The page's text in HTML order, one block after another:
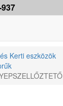
Kerti eszközök